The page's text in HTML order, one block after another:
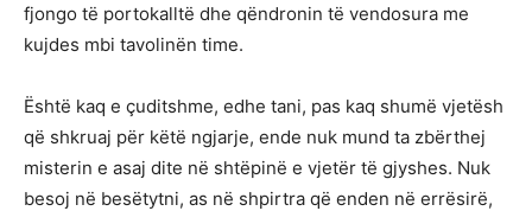
fjongo të portokalltë dhe qëndronin të vendosura me
kujdes mbi tavolinën time.
Është kaq e çuditshme, edhe tani, pas kaq shumë vjetësh
që shkruaj për këtë ngjarje, ende nuk mund ta zbërthej
misterin e asaj dite në shtëpinë e vjetër të gjyshes. Nuk
besoj në besëtytni, as në shpirtra që enden në errësirë,